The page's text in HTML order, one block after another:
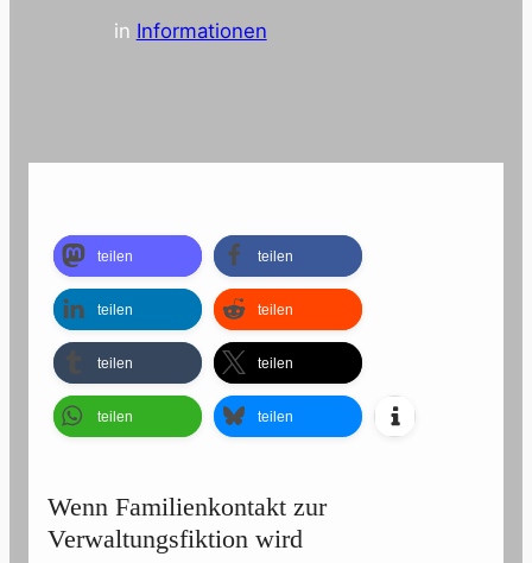
in Informationen
teilen teilen
teilen teilen
teilen teilen
teilen teilen
Wenn Familienkontakt zur
Verwaltungsfiktion wird